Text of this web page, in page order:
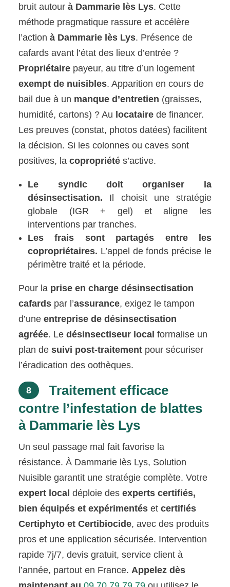
bruit autourà Dammarie lès Lys. Cette
méthode pragmatique rassure et accélère
l’actionà Dammarie lès Lys. Présence de
cafards avant l’état des lieux d’entrée ?
Propriétaire payeur, au titre d’un logement
exempt de nuisibles. Apparition en cours de
bail due à un manque d’entretien (graisses,
humidité, cartons) ? Au locataire de financer.
Les preuves (constat, photos datées) facilitent
la décision. Si les colonnes ou caves sont
positives, lacopropriété s’active.
Le syndic doit organiser la
désinsectisation. Il choisit une stratégie
globale (IGR + gel) et aligne les
interventions par tranches.
Les frais sont partagés entre les
copropriétaires. L’appel de fonds précise le
périmètre traité et la période.
Pour la prise en charge désinsectisation
cafards par l’assurance, exigez le tampon
d’uneentreprise de désinsectisation
agréée. Ledésinsectiseur local formalise un
plan desuivi post-traitement pour sécuriser
l’éradication des oothèques.
8
Traitement efficace
contre l’infestation de blattes
à Dammarie lès Lys
Un seul passage mal fait favorise la
résistance. À Dammarie lès Lys, Solution
Nuisible garantit une stratégie complète. Votre
expert local déploie desexperts certifiés,
bien équipés et expérimentés etcertifiés
Certiphyto et Certibiocide, avec des produits
pros et une application sécurisée. Intervention
rapide 7j/7, devis gratuit, service client à
l’année, partout en France. Appelez dès